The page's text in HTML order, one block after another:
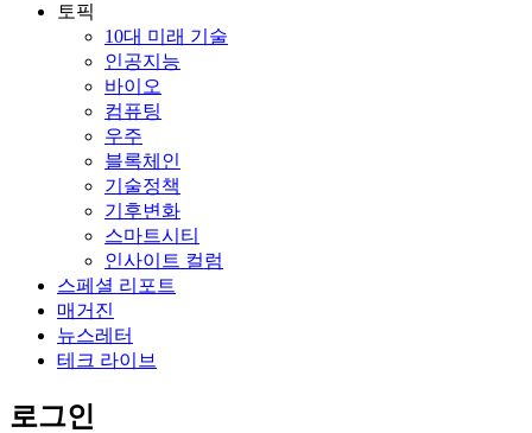
토픽
10대 미래 기술
인공지능
바이오
컴퓨팅
우주
블록체인
기술정책
기후변화
스마트시티
인사이트 컬럼
스페셜 리포트
매거진
뉴스레터
테크 라이브
로그인